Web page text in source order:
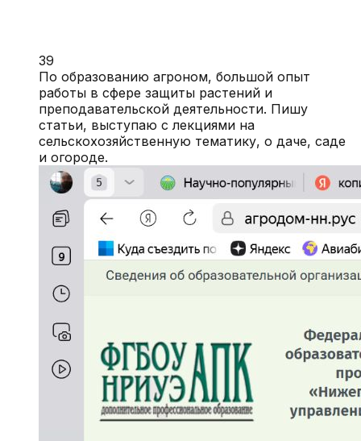
39
По образованию агроном, большой опыт
работы в сфере защиты растений и
преподавательской деятельности. Пишу
статьи, выступаю с лекциями на
сельскохозяйственную тематику, о даче, саде
и огороде.